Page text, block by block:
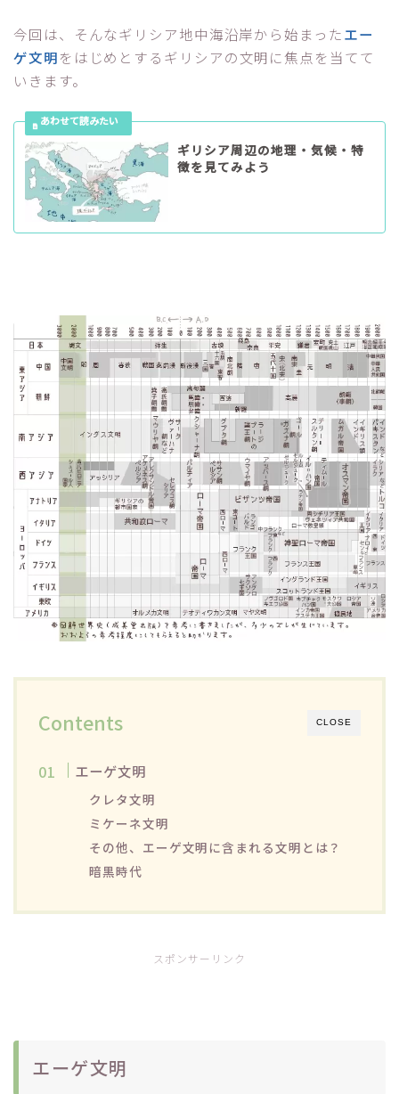
今回は、そんなギリシア地中海沿岸から始まったエー
ゲ文明をはじめとするギリシアの文明に焦点を当てて
いきます。
ギリシア周辺の地理・気候・特
徴を見てみよう
CLOSE
Contents
エーゲ文明
クレタ文明
ミケーネ文明
その他、エーゲ文明に含まれる文明とは？
暗黒時代
スポンサーリンク
エーゲ文明